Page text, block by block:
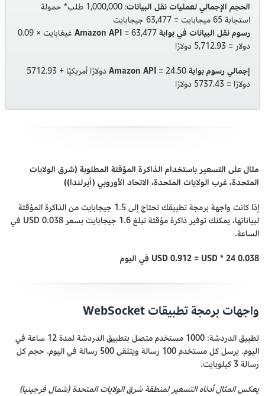
الحجم الإجمالي لعمليات نقل البيانات
: 1,000,000 طلب* حمولة
استجابة 65 ميجابايت = 63,477 جيجابايت
رسوم نقل البيانات في بوابة Amazon API
= 63,477 غيغابايت × 0.09
دولار = 5,712.93 دولارًا
إجمالي رسوم بوابة Amazon API
= 24.50 دولارًا أمريكيًا + 5712.93
دولارًا = 5737.43 دولارًا
مثال على التسعير باستخدام الذاكرة المؤقتة المطلوبة (شرق الولايات
المتحدة، غرب الولايات المتحدة، الاتحاد الأوروبي (أيرلندا))
إذا كانت واجهة برمجة تطبيقك تحتاج إلى 1.5 جيجابايت من الذاكرة المؤقتة
لبياناتها، يمكنك توفير ذاكرة مؤقتة تبلغ 1.6 جيجابايت بسعر 0.038 USD في
الساعة.
0.038 USD * 24 =‏ 0.912 USD في اليوم
واجهات برمجة تطبيقات WebSocket
تطبيق الدردشة: 1000 مستخدم متصل بتطبيق الدردشة لمدة 12 ساعة في
اليوم. يرسل كل مستخدم 100 رسالة ويتلقى 500 رسالة في اليوم. حجم كل
رسالة 3 كيلوبايت.
يعكس المثال أدناه التسعير لمنطقة شرق الولايات المتحدة (شمال فرجينيا)